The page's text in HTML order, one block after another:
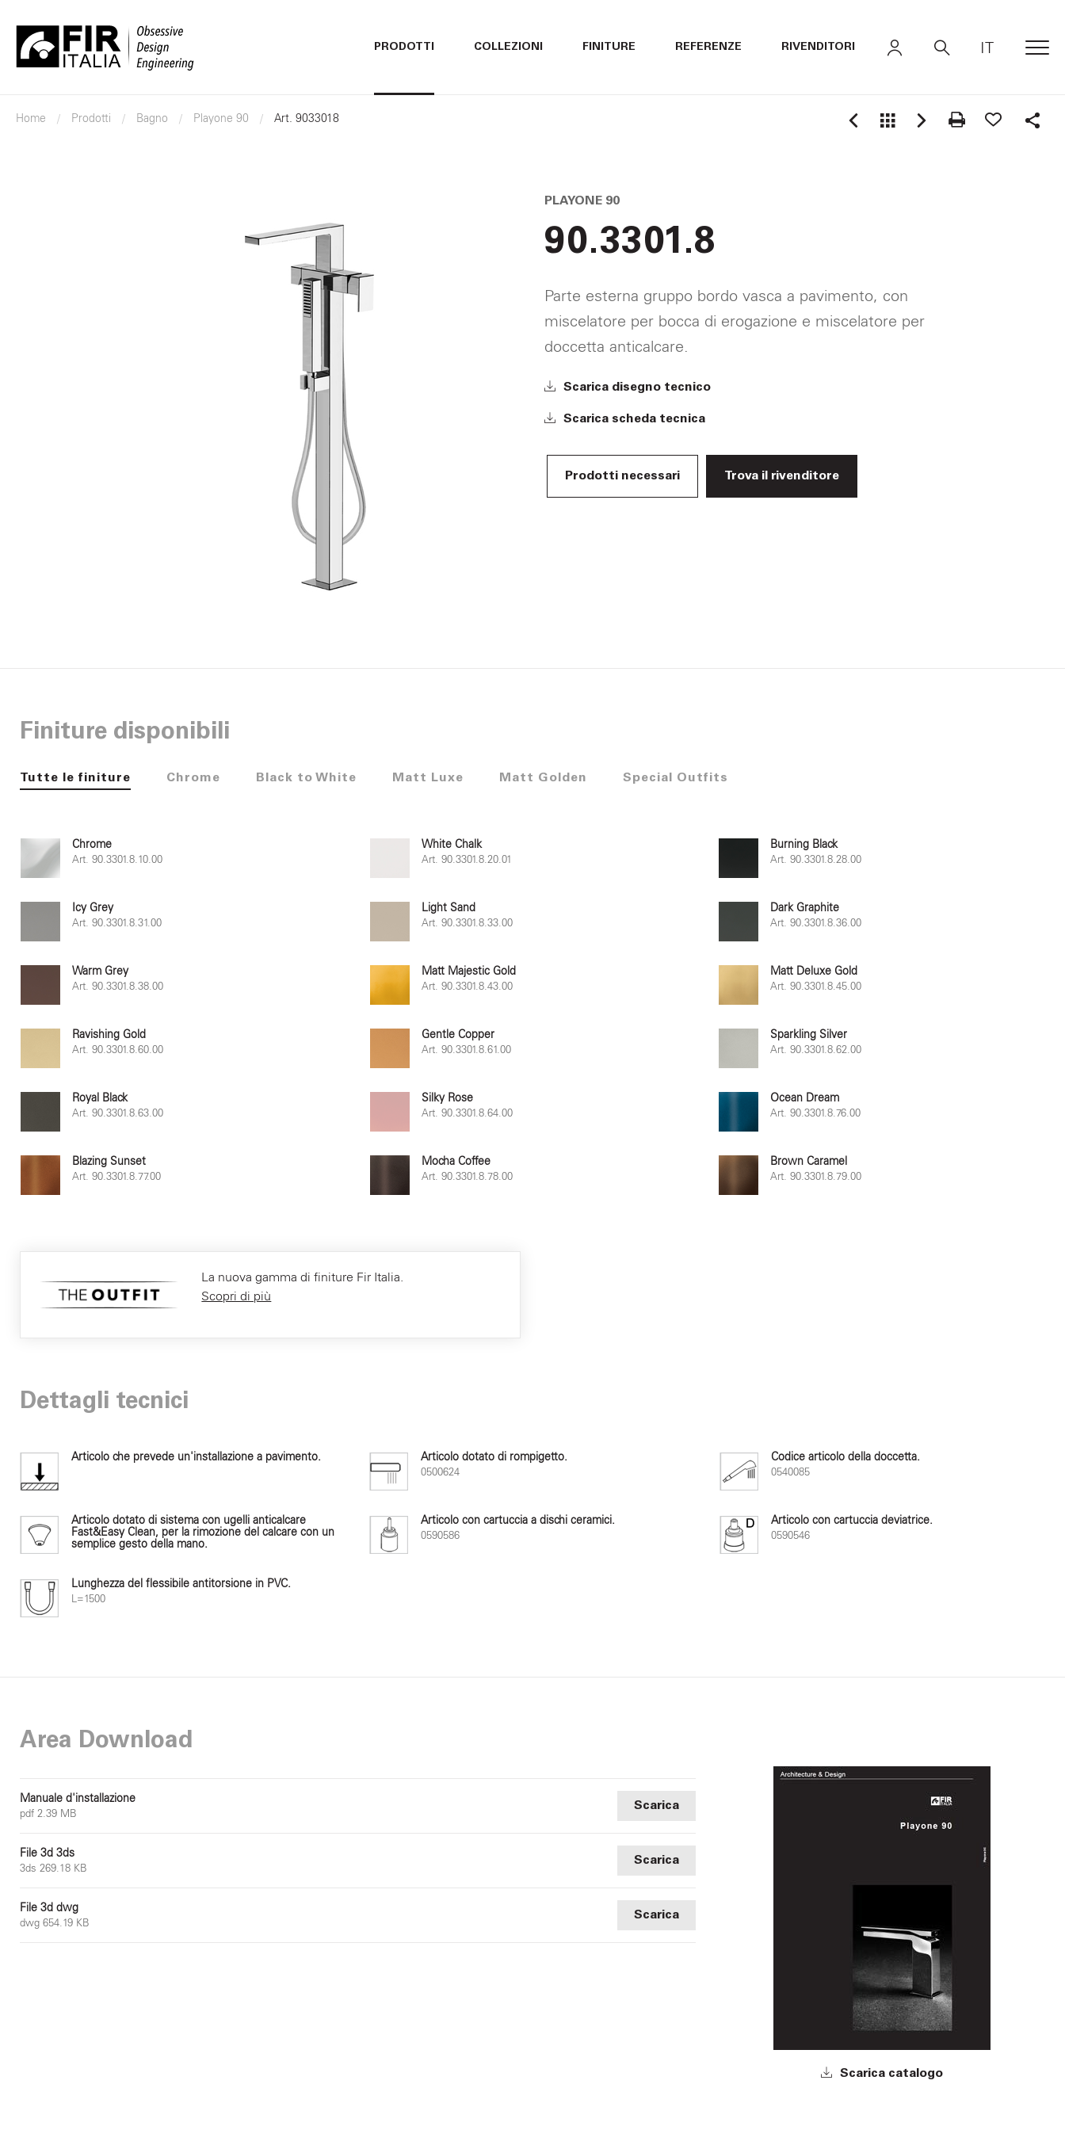
PRODOTTI COLLEZIONI FINITURE REFERENZE RIVENDITORI IT
Home Prodotti Bagno Playone 90 Art. 9033018
Share
PLAYONE 90
90.3301.8
Parte esterna gruppo bordo vasca a pavimento, con
miscelatore per bocca di erogazione e miscelatore per
doccetta anticalcare.
Scarica disegno tecnico
Scarica scheda tecnica
Prodotti necessari Trova il rivenditore
Finiture disponibili
Tutte le finiture Chrome Black to White Matt Luxe Matt Golden Special Outfits
Chrome
Art. 90.3301.8.10.00
White Chalk
Art. 90.3301.8.20.01
Burning Black
Art. 90.3301.8.28.00
Icy Grey
Art. 90.3301.8.31.00
Light Sand
Art. 90.3301.8.33.00
Dark Graphite
Art. 90.3301.8.36.00
Warm Grey
Art. 90.3301.8.38.00
Matt Majestic Gold
Art. 90.3301.8.43.00
Matt Deluxe Gold
Art. 90.3301.8.45.00
Ravishing Gold
Art. 90.3301.8.60.00
Gentle Copper
Art. 90.3301.8.61.00
Sparkling Silver
Art. 90.3301.8.62.00
Royal Black
Art. 90.3301.8.63.00
Silky Rose
Art. 90.3301.8.64.00
Ocean Dream
Art. 90.3301.8.76.00
Blazing Sunset
Art. 90.3301.8.77.00
Mocha Coffee
Art. 90.3301.8.78.00
Brown Caramel
Art. 90.3301.8.79.00
La nuova gamma di finiture Fir Italia.
Scopri di più
Dettagli tecnici
Articolo che prevede un'installazione a pavimento. Articolo dotato di rompigetto.
0500624
Codice articolo della doccetta.
0540085
Articolo dotato di sistema con ugelli anticalcare
Fast&Easy Clean, per la rimozione del calcare con un
semplice gesto della mano.
Articolo con cartuccia a dischi ceramici.
0590586
Articolo con cartuccia deviatrice.
0590546
Lunghezza del flessibile antitorsione in PVC.
L=1500
Area Download
Manuale d'installazione
pdf 2.39 MB
Scarica
File 3d 3ds
3ds 269.18 KB
Scarica
File 3d dwg
dwg 654.19 KB
Scarica
Scarica catalogo
ITALIANO
ITALIANO